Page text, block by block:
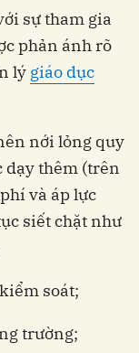
sự tham gia
phản ánh rõ
lý giáo dục
nới lỏng quy
dạy thêm (trên
và áp lực
siết chặt như
soát;
trường;